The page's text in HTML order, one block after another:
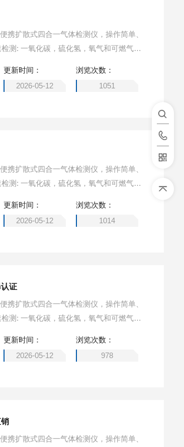
携扩散式四合一气体检测仪，操作简单、
测: 一氧化碳，硫化氢，氧气和可燃气体
更新时间：
2026-05-12
浏览次数：
1051
携扩散式四合一气体检测仪，操作简单、
测: 一氧化碳，硫化氢，氧气和可燃气体
更新时间：
2026-05-12
浏览次数：
1014
证
携扩散式四合一气体检测仪，操作简单、
测: 一氧化碳，硫化氢，氧气和可燃气体
更新时间：
2026-05-12
浏览次数：
978
携扩散式四合一气体检测仪，操作简单、